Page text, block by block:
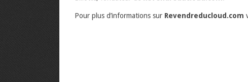
Pour plus d’informations sur Revendreducloud.com